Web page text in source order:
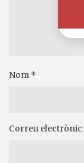
Nom *
Correu electrònic